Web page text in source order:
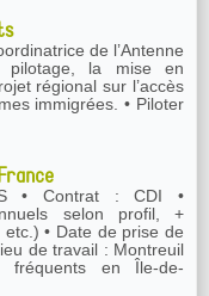
pilotage, la mise en
régional sur l’accès
• Piloter
•
selon profil, +
• Date de prise de
de travail : Montreuil
en Île-de-